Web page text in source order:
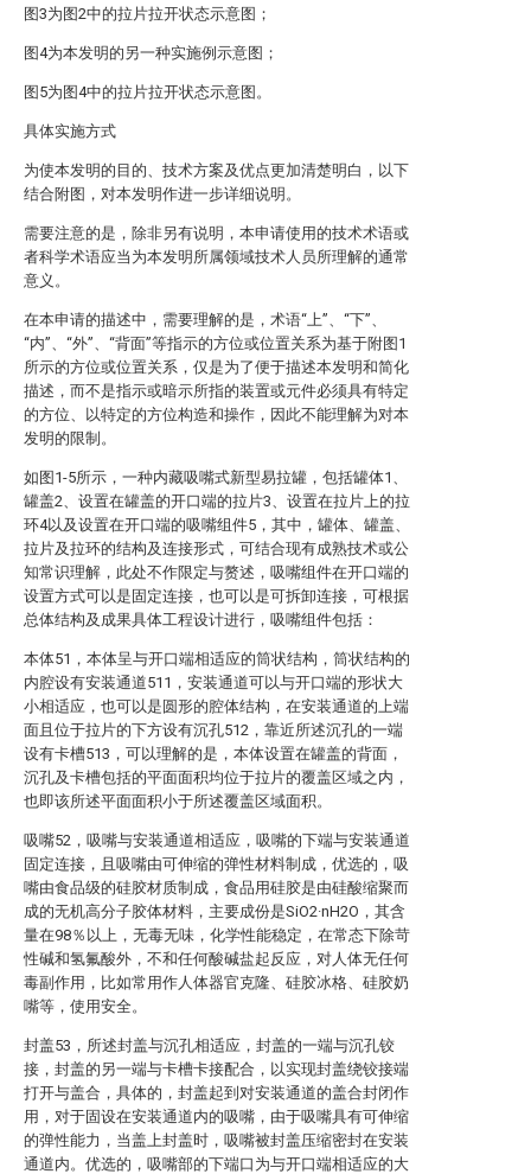
图3为图2中的拉片拉开状态示意图；
图4为本发明的另一种实施例示意图；
图5为图4中的拉片拉开状态示意图。
具体实施方式
为使本发明的目的、技术方案及优点更加清楚明白，以下
结合附图，对本发明作进一步详细说明。
需要注意的是，除非另有说明，本申请使用的技术术语或
者科学术语应当为本发明所属领域技术人员所理解的通常
意义。
在本申请的描述中，需要理解的是，术语“上”、“下”、
“内”、“外”、“背面”等指示的方位或位置关系为基于附图1
所示的方位或位置关系，仅是为了便于描述本发明和简化
描述，而不是指示或暗示所指的装置或元件必须具有特定
的方位、以特定的方位构造和操作，因此不能理解为对本
发明的限制。
如图1-5所示，一种内藏吸嘴式新型易拉罐，包括罐体1、
罐盖2、设置在罐盖的开口端的拉片3、设置在拉片上的拉
环4以及设置在开口端的吸嘴组件5，其中，罐体、罐盖、
拉片及拉环的结构及连接形式，可结合现有成熟技术或公
知常识理解，此处不作限定与赘述，吸嘴组件在开口端的
设置方式可以是固定连接，也可以是可拆卸连接，可根据
总体结构及成果具体工程设计进行，吸嘴组件包括：
本体51，本体呈与开口端相适应的筒状结构，筒状结构的
内腔设有安装通道511，安装通道可以与开口端的形状大
小相适应，也可以是圆形的腔体结构，在安装通道的上端
面且位于拉片的下方设有沉孔512，靠近所述沉孔的一端
设有卡槽513，可以理解的是，本体设置在罐盖的背面，
沉孔及卡槽包括的平面面积均位于拉片的覆盖区域之内，
也即该所述平面面积小于所述覆盖区域面积。
吸嘴52，吸嘴与安装通道相适应，吸嘴的下端与安装通道
固定连接，且吸嘴由可伸缩的弹性材料制成，优选的，吸
嘴由食品级的硅胶材质制成，食品用硅胶是由硅酸缩聚而
成的无机高分子胶体材料，主要成份是SiO2·nH2O，其含
量在98％以上，无毒无味，化学性能稳定，在常态下除苛
性碱和氢氟酸外，不和任何酸碱盐起反应，对人体无任何
毒副作用，比如常用作人体器官克隆、硅胶冰格、硅胶奶
嘴等，使用安全。
封盖53，所述封盖与沉孔相适应，封盖的一端与沉孔铰
接，封盖的另一端与卡槽卡接配合，以实现封盖绕铰接端
打开与盖合，具体的，封盖起到对安装通道的盖合封闭作
用，对于固设在安装通道内的吸嘴，由于吸嘴具有可伸缩
的弹性能力，当盖上封盖时，吸嘴被封盖压缩密封在安装
通道内。优选的，吸嘴部的下端口为与开口端相适应的大